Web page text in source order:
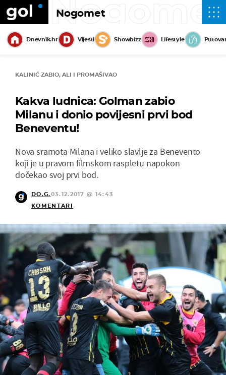
Nogomet
Dnevnik.hr Vijesti Showbizz Lifestyle
KALINIĆ ZABIO, ALI I PROMAŠIVAO
Kakva ludnica: Golman zabio
Milanu i donio povijesni prvi bod
Beneventu!
Nova sramota Milana i veliko slavlje za Benevento
koji je u pravom filmskom raspletu napokon
dočekao svoj prvi bod.
DO.G.03.12.2017 @ 14:43
KOMENTARI